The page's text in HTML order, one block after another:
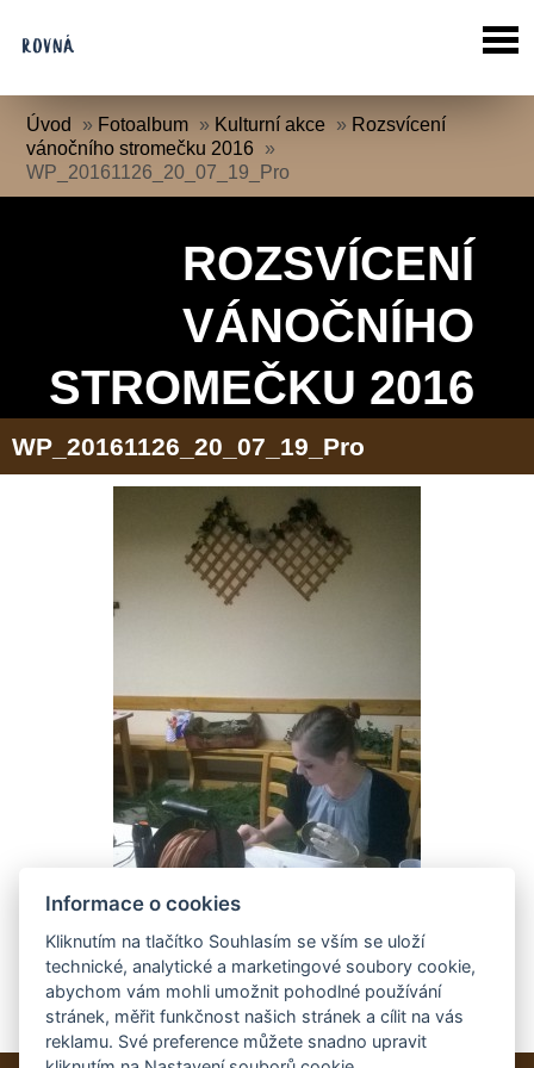
Úvod » Fotoalbum » Kulturní akce » Rozsvícení
vánočního stromečku 2016 »
WP_20161126_20_07_19_Pro
ROZSVÍCENÍ
VÁNOČNÍHO
STROMEČKU 2016
WP_20161126_20_07_19_Pro
Informace o cookies
Kliknutím na tlačítko Souhlasím se vším se uloží
technické, analytické a marketingové soubory cookie,
abychom vám mohli umožnit pohodlné používání
stránek, měřit funkčnost našich stránek a cílit na vás
reklamu. Své preference můžete snadno upravit